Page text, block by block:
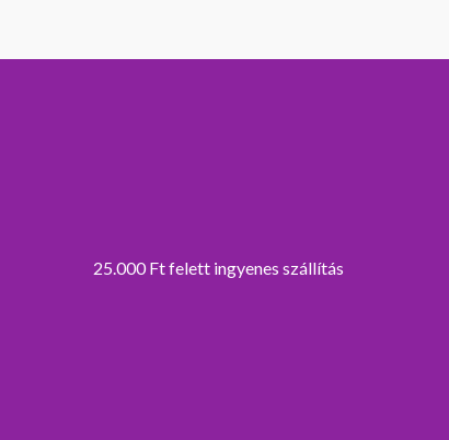
25.000 Ft felett ingyenes szállítás